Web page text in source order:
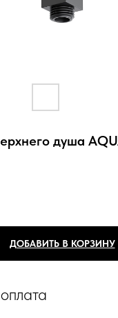
душа
ДОБАВИТЬ В КОРЗИНУ